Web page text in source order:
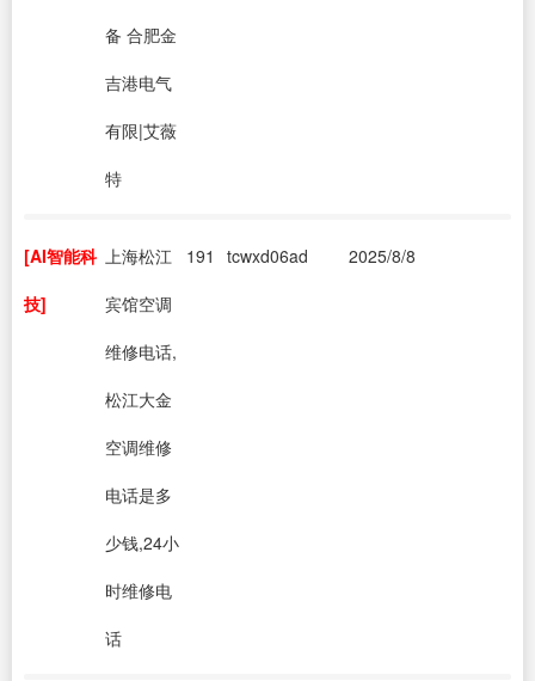
备 合肥金
吉港电气
有限|艾薇
特
[AI智能科
技]
上海松江
宾馆空调
维修电话,
松江大金
空调维修
电话是多
少钱,24小
时维修电
话
191 tcwxd06ad 2025/8/8